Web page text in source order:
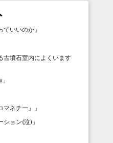
ていいのか 」
古墳石室内によくいます
」
ネチー」
」
ション(泣) 」